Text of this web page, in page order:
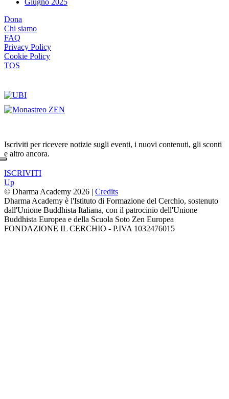
Dona
Chi siamo
FAQ
Privacy Policy
Cookie Policy
TOS
Iscriviti per ricevere notizie sugli eventi, i nuovi contenuti, gli sconti
e altro ancora.
ISCRIVITI
Up
© Dharma Academy 2026 | Credits
Dharma Academy è l'Istituto di Formazione del Cerchio, sostenuto
dall'Unione Buddhista Italiana, con il patrocinio dell'Unione
Buddhista Europea e della Scuola Soto Zen Europea
FONDAZIONE IL CERCHIO - P.IVA 1032476015